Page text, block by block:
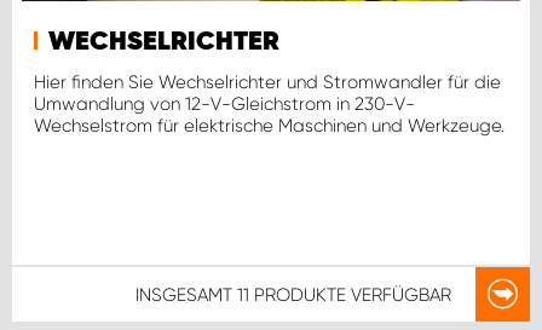
WECHSELRICHTER
Hier finden Sie Wechselrichter und Stromwandler für die
Umwandlung von 12-V-Gleichstrom in 230-V-
Wechselstrom für elektrische Maschinen und Werkzeuge.
INSGESAMT 11 PRODUKTE VERFÜGBAR